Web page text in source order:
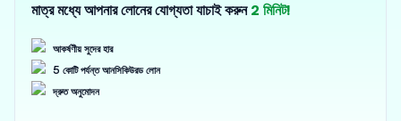
মাত্র মধ্যে আপনার লোনের যোগ্যতা যাচাই করুন 2 মিনিট!
আকর্ষণীয় সুদের হার
5 কোটি পর্যন্ত আনসিকিউরড লোন
দ্রুত অনুমোদন